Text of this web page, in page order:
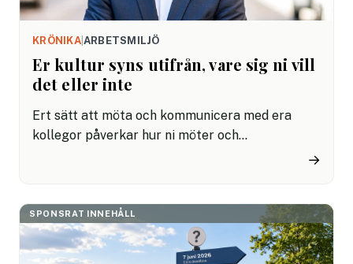
KRÖNIKA| ARBETSMILJÖ
Er kultur syns utifrån, vare sig ni vill
det eller inte
Ert sätt att möta och kommunicera med era
kollegor påverkar hur ni möter och
→
SPONSRAT INNEHÅLL